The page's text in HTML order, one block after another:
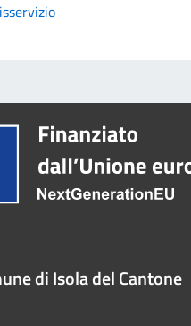
di Isola del Cantone